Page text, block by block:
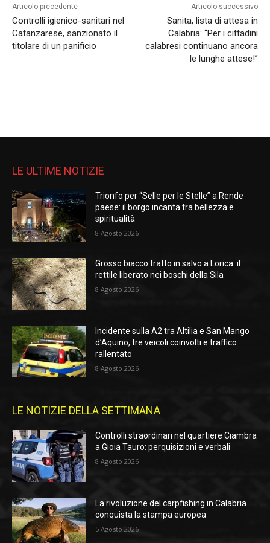
Articolo precedente
Controlli igienico-sanitari nel
Catanzarese, sanzionato il
titolare di un panificio
Articolo successivo
Sanita, lista di attesa in
Calabria: “Per i cittadini
calabresi continuano ancora
le lunghe attese!”
LE ULTIME NOTIZIE
Trionfo per “Selle per le Stelle” a Rende
paese: il borgo incanta tra bellezza e
spiritualità
8 Agosto 2026
Grosso biacco tratto in salvo a Lorica: il
rettile liberato nei boschi della Sila
8 Agosto 2026
Incidente sulla A2 tra Altilia e San Mango
d’Aquino, tre veicoli coinvolti e traffico
rallentato
8 Agosto 2026
LE NOTIZIE DELLA SETTIMANA
Controlli straordinari nel quartiere Ciambra
a Gioia Tauro: perquisizioni e verbali
8 Agosto 2026
La rivoluzione del carpfishing in Calabria
conquista la stampa europea
5 Agosto 2026